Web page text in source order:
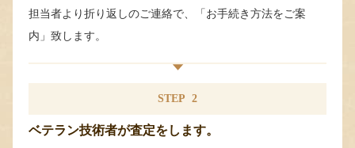
担当者より折り返しのご連絡で、「お手続き方法をご案
内」致します。
STEP 2
ベテラン技術者が査定をします。